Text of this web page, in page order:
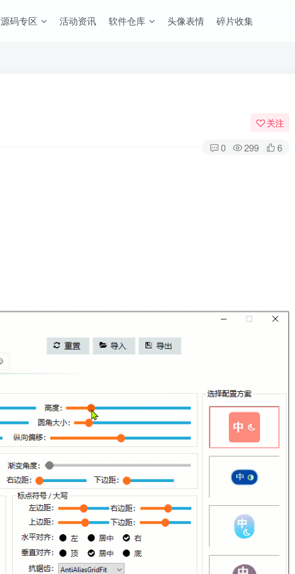
源码专区 活动资讯 软件仓库 头像表情 碎片收集
关注
0 299 6